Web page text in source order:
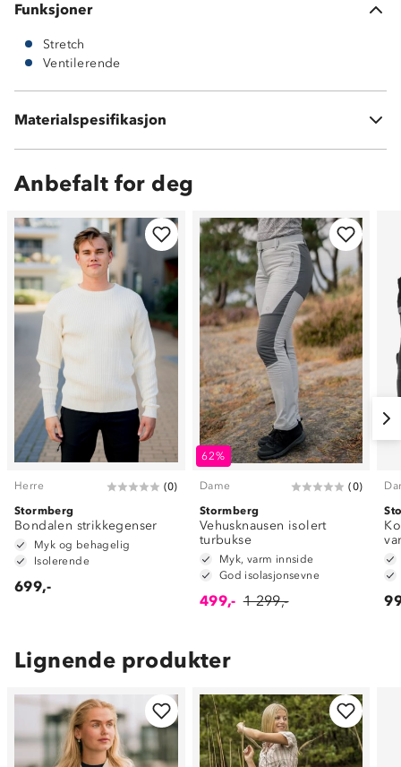
Funksjoner
Stretch
Ventilerende
Materialspesifikasjon
100 % polyester
Anbefalt for deg
Herre (0)
Stormberg
Bondalen strikkegenser
Myk og behagelig
Isolerende
699,-
62%
Dame (0)
Stormberg
Vehusknausen isolert
turbukse
Myk, varm innside
God isolasjonsevne
499,- 1 299,-
Lignende produkter